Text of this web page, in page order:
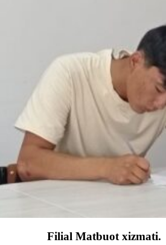
Filial Matbuot xizmati.